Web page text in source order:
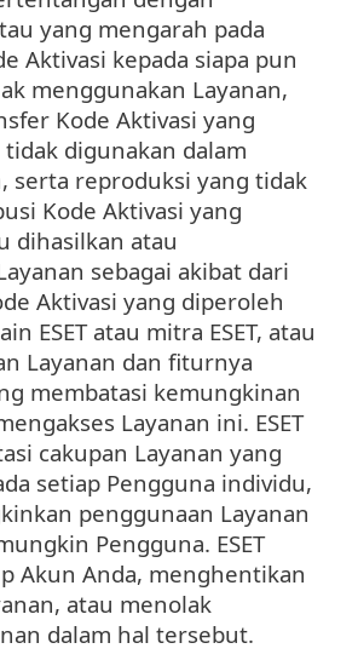
yang mengarah pada
Aktivasi kepada siapa pun
menggunakan Layanan,
Kode Aktivasi yang
digunakan dalam
serta reproduksi yang tidak
Kode Aktivasi yang
dihasilkan atau
sebagai akibat dari
Aktivasi yang diperoleh
ESET atau mitra ESET, atau
Layanan dan fiturnya
membatasi kemungkinan
Layanan ini. ESET
cakupan Layanan yang
setiap Pengguna individu,
penggunaan Layanan
Pengguna. ESET
Akun Anda, menghentikan
atau menolak
dalam hal tersebut.